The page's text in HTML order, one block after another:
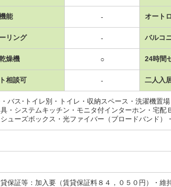
能 - オート
リング - バルコ
燥機 ○ 24時間
相談可 - 二人入
バス･トイレ別・トイレ・収納スペース・洗濯機置
・システムキッチン・モニタ付インターホン・宅
ューズボックス・光ファイバー（ブロードバンド
保証等：加入要（賃貸保証料８４，０５０円）・維